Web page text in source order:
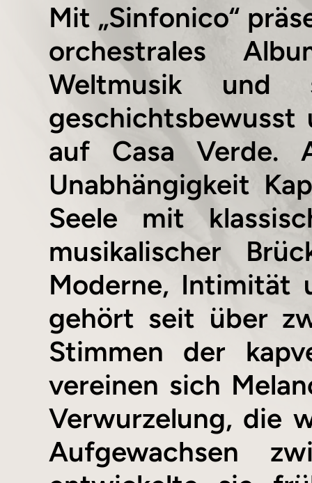
Mit „Sinfonico“
orchestrales
Weltmusik und
geschichtsbewusst
auf Casa Verde.
Unabhängigkeit
Seele mit
musikalischer
Moderne, Intimität
gehört seit über
Stimmen der
vereinen sich
Verwurzelung, die
Aufgewachsen